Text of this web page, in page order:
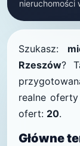
nieruchomości
Szukasz:
Rzeszów?
realne
ofert: 20.
Główne